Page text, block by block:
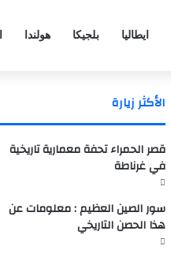
ايطاليا بلجيكا هولندا
الأكثر زيارة
قصر الحمراء تحفة معمارية تاريخية
في غرناطة
سور الصين العظيم : معلومات عن
هذا الحصن التاريخي